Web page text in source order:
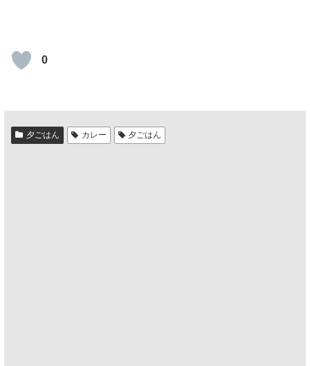
0
夕ごはん カレー 夕ごはん